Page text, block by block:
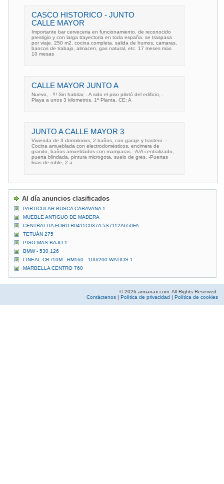
CASCO HISTORICO - JUNTO
CALLE MAYOR
Importante bar cerveceria en funcionamiento. de reconocido
prestigio y con larga trayectoria en toda españa. se traspasa
por viaje. 250 m2. cocina completa. salida de humos, camaras,
bancos de trabajo, almacen, gas natural, etc. 17 meses mas
10 mesas
CALLE MAYOR JUNTO A
Nuevo, . !!! Sin habitar, . A sido el piso pilotó del edificio, .
Playa a unos 3 kilometros. 1ª Planta. CE: A
JUNTO A CALLE MAYOR 3
Vivienda de 3 dormitorios, 2 baños, con garaje y trastero. -
Cocina amueblada con electrodomésticos, encimera de
granito, baños amueblados con mamparas. -A/A centralizado,
puerta blindada, pintura microgota, suelo de gres. -Puertas
lisas de roble, 2 a
Al día anuncios clasificados
PARTICULAR BUSCA CARAVANA 1
MUEBLE ANTIGUO DE MADERA
CENTRALITA FORD R0411C037A 5S7112A650FA
TETUÁN 275
PISO MAS BAJO 1
BMW - 530 126
LINEAL CB /10M - RM160 - 100/200 WATIOS 1
MARBELLA CENTRO 760
© 2026 armanax.com. All Rights Reserved.
Contáctenos | Política de privacidad | Política de cookies